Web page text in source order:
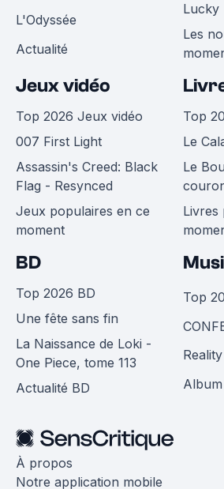
L'Odyssée
Actualité
Lucky
Les
Jeux vidéo
Top 2026 Jeux vidéo
007 First Light
Assassin's Creed: Black
Flag - Resynced
Jeux populaires en ce
moment
Top
Le
Le
Livres
BD
Top 2026 BD
Une fête sans fin
La Naissance de Loki -
One Piece, tome 113
Actualité BD
Top
À propos
Notre application mobile